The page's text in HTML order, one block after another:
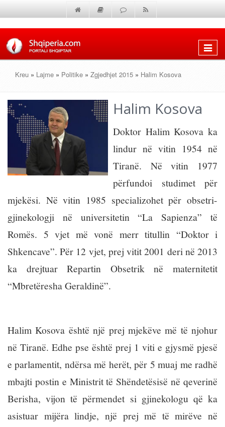
Shfaq
Kreu » Lajme » Politike » Zgjedhjet 2015 » Halim Kosova
Halim Kosova
Doktor Halim Kosova ka
lindur në vitin 1954 në
Tiranë. Në vitin 1977
përfundoi studimet për
mjekësi. Në vitin 1985 specializohet për obsetri-
gjinekologji në universitetin “La Sapienza” të
Romës. 5 vjet më vonë merr titullin “Doktor i
Shkencave”. Për 12 vjet, prej vitit 2001 deri në 2013
ka drejtuar Repartin Obsetrik në maternitetit
“Mbretëresha Geraldinë”.
Halim Kosova është një prej mjekëve më të njohur
në Tiranë. Edhe pse është prej 1 viti e gjysmë pjesë
e parlamentit, ndërsa më herët, për 5 muaj me radhë
mbajti postin e Ministrit të Shëndetësisë në qeverinë
Berisha, vijon të përmendet si gjinekologu që ka
asistuar mijëra lindje, një prej më të mirëve në